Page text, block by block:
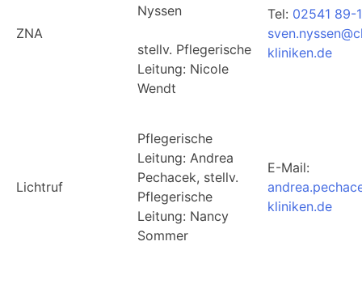
ZNA
Nyssen
stellv. Pflegerische
Leitung: Nicole
Wendt
Tel: 02541 89-
kliniken.de
Lichtruf
Pflegerische
Leitung: Andrea
Pechacek, stellv.
Pflegerische
Leitung: Nancy
Sommer
E-Mail:
kliniken.de